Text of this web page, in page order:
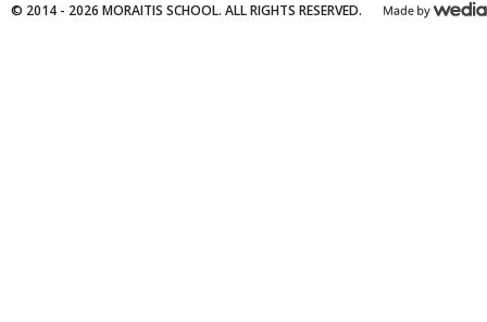
© 2014 - 2026 MORAITIS SCHOOL. ALL RIGHTS RESERVED.